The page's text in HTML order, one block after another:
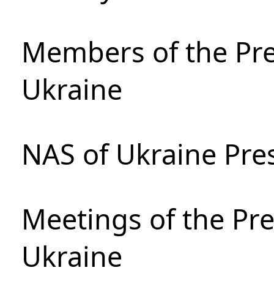
Members of the
Ukraine
NAS of Ukraine
Meetings of the
Ukraine